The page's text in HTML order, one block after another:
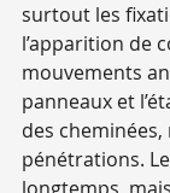
surtout les
l’apparition de
mouvements
panneaux et
des
pénétrations.